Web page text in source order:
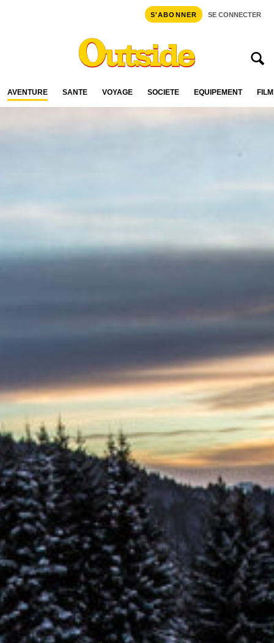
S'ABONNER SE CONNECTER
AVENTURE SANTÉ VOYAGE SOCIÉTÉ ÉQUIPEMENT